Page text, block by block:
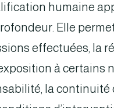
humaine
Elle
effectuées, la
à certains
la continuité